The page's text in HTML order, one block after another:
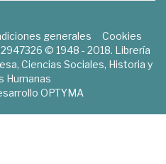
generales
Cookies
© 1948 - 2018. Librería
Ciencias Sociales, Historia y
Humanas
OPTYMA